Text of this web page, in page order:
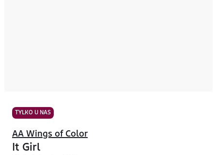
TYLKO U NAS
AA Wings of Color
It Girl